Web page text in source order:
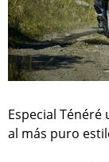
Especial
al más puro